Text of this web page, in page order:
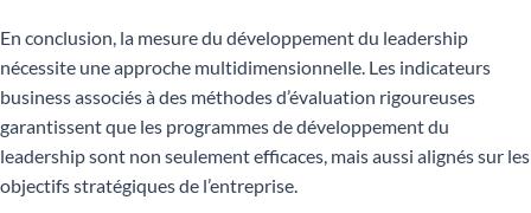
En conclusion, la mesure du développement du leadership
nécessite une approche multidimensionnelle. Les indicateurs
business associés à des méthodes d’évaluation rigoureuses
garantissent que les programmes de développement du
leadership sont non seulement efficaces, mais aussi alignés sur les
objectifs stratégiques de l’entreprise.